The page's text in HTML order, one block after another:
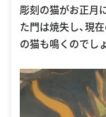
彫刻の猫がお正月
た門は焼失し、現
の猫も鳴くのでし